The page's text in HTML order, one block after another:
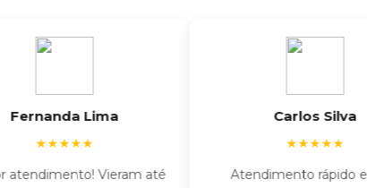
Lima
★★★★★
Vieram até
Carlos Silva
★★★★★
Atendimento rápido e sem